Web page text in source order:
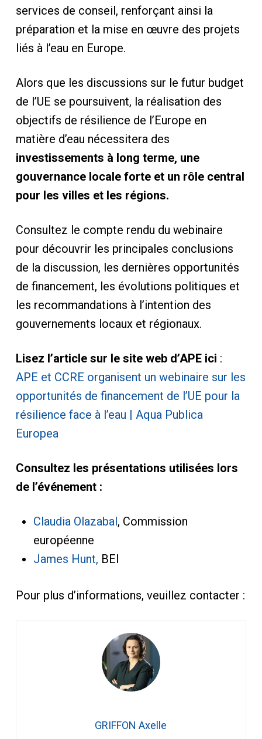
services de conseil, renforçant ainsi la
préparation et la mise en œuvre des projets
liés à l’eau en Europe.
Alors que les discussions sur le futur budget
de l’UE se poursuivent, la réalisation des
objectifs de résilience de l’Europe en
matière d’eau nécessitera des
investissements à long terme, une
gouvernance locale forte et un rôle central
pour les villes et les régions.
Consultez le compte rendu du webinaire
pour découvrir les principales conclusions
de la discussion, les dernières opportunités
de financement, les évolutions politiques et
les recommandations à l’intention des
gouvernements locaux et régionaux.
Lisez l’article sur le site web d’APE ici :
APE et CCRE organisent un webinaire sur les
opportunités de financement de l’UE pour la
résilience face à l’eau | Aqua Publica
Europea
Consultez les présentations utilisées lors
de l’événement :
Claudia Olazabal, Commission
européenne
James Hunt, BEI
Pour plus d’informations, veuillez contacter :
GRIFFON Axelle